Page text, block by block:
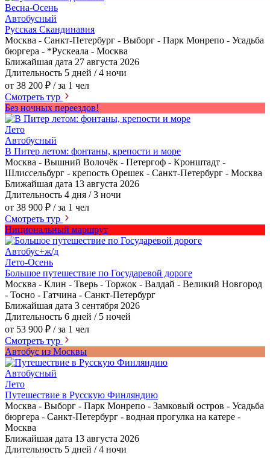
Весна-Осень
Автобусный
Русская Скандинавия
Москва - Санкт-Петербург - Выборг - Парк Монрепо - Усадьба
бюргера - *Рускеала - Москва
Ближайшая дата 27 августа 2026
Длительность 5 дней / 4 ночи
от 38 200 ₽ / за 1 чел
Смотреть тур
Без ночных переездов!
Лето
Автобусный
В Питер летом: фонтаны, крепости и море
Москва - Вышний Волочёк - Петергоф - Кронштадт -
Шлиссельбург - крепость Орешек - Санкт-Петербург - Москва
Ближайшая дата 13 августа 2026
Длительность 4 дня / 3 ночи
от 38 900 ₽ / за 1 чел
Смотреть тур
Нициональный маршрут
Автобус+ж/д
Лето-Осень
Большое путешествие по Государевой дороге
Москва - Клин - Тверь - Торжок - Валдай - Великий Новгород
- Тосно - Гатчина - Санкт-Петербург
Ближайшая дата 3 сентября 2026
Длительность 6 дней / 5 ночей
от 53 900 ₽ / за 1 чел
Смотреть тур
Автобус из Москвы
Автобусный
Лето
Путешествие в Русскую Финляндию
Москва - Выборг - Парк Монрепо - Замковый остров - Усадьба
бюргера - Санкт-Петербург - водная прогулка на катере -
Москва
Ближайшая дата 13 августа 2026
Длительность 5 дней / 4 ночи